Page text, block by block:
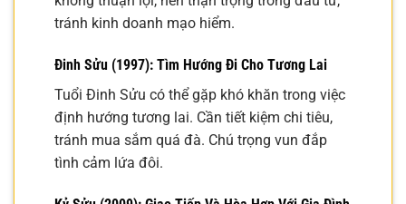
tránh kinh doanh mạo hiểm.
Đinh Sửu (1997): Tìm Hướng Đi Cho Tương Lai
Tuổi Đinh Sửu có thể gặp khó khăn trong việc
định hướng tương lai. Cần tiết kiệm chi tiêu,
tránh mua sắm quá đà. Chú trọng vun đắp
tình cảm lứa đôi.